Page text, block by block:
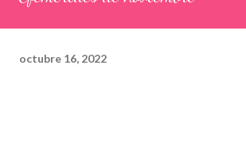
octubre 16, 2022